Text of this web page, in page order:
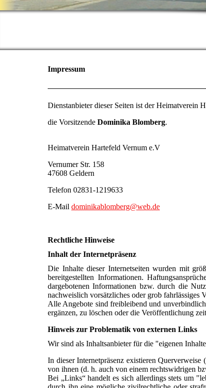
Impressum
Dienstanbieter dieser Seiten ist der Heimatverein
die Vorsitzende Dominika Blomberg.
Heimatverein Hartefeld Vernum e.V
Vernumer Str. 158
47608 Geldern
Telefon 02831-1219633
E-Mail dominikablomberg@web.de
Rechtliche Hinweise
Inhalt der Internetpräsenz
Die Inhalte dieser Internetseiten wurden mit
bereitgestellten Informationen.
dargebotenen Informationen bzw. durch die
nachweislich vorsätzliches oder grob fahrlässiges
Alle Angebote sind freibleibend und
ergänzen, zu löschen oder die Veröffentlichung
Hinweis zur Problematik von externen Links
Wir sind als Inhaltsanbieter für die "eigenen
In dieser Internetpräsenz existieren
von ihnen (d. h. auch von einem rechtswidrigen
Bei „Links“ handelt es sich allerdings stets um